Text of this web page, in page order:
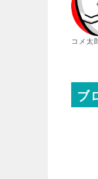
コメ太
ブ